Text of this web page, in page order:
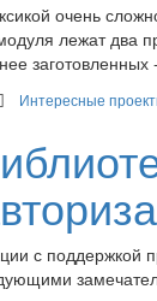
очень
лежат два
Интересные
с поддержкой